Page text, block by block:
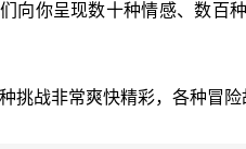
向你呈现数十种情感、数百
挑战非常爽快精彩，各种冒